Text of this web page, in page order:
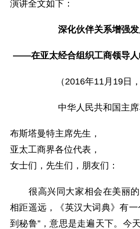
演讲全文如下：
深化伙伴关系增强
——在亚太经合组织工商领导人
（2016年11月19日
中华人民共和国主
布斯塔曼特主席先生，
亚太工商界各位代表，
女士们，先生们，朋友们：
很高兴同大家相会在美丽的
相距遥远，《英汉大词典》有一
到秘鲁”，意思是走遍天下。今